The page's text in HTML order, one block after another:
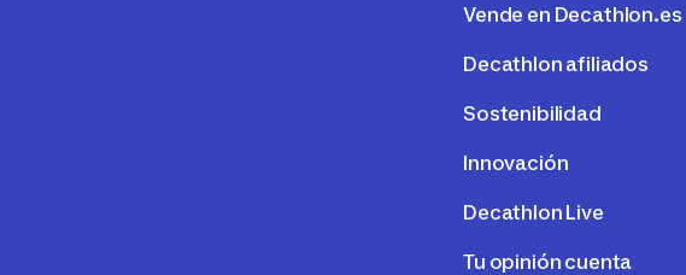
Vende en Decathlon.es
Decathlon afiliados
Sostenibilidad
Innovación
Decathlon Live
Tu opinión cuenta